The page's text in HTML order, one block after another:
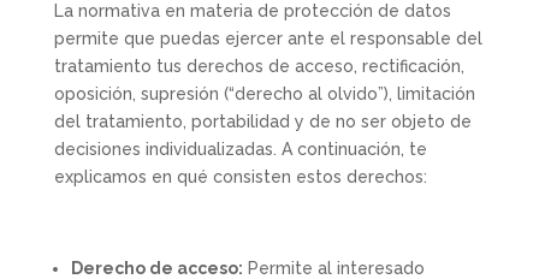
La normativa en materia de protección de datos
permite que puedas ejercer ante el responsable del
tratamiento tus derechos de acceso, rectificación,
oposición, supresión (“derecho al olvido”), limitación
del tratamiento, portabilidad y de no ser objeto de
decisiones individualizadas. A continuación, te
explicamos en qué consisten estos derechos:
Derecho de acceso: Permite al interesado